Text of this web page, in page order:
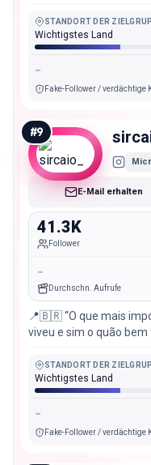
STANDORT DER
Wichtigstes Land
-
Fake-Follower / verdächtige
#9
E-Mail erhalten
41.3K
Follower
-
Durchschn. Aufrufe
📍🇧🇷 “O que mais
viveu e sim o quão bem
STANDORT DER
Wichtigstes Land
-
Fake-Follower / verdächtige